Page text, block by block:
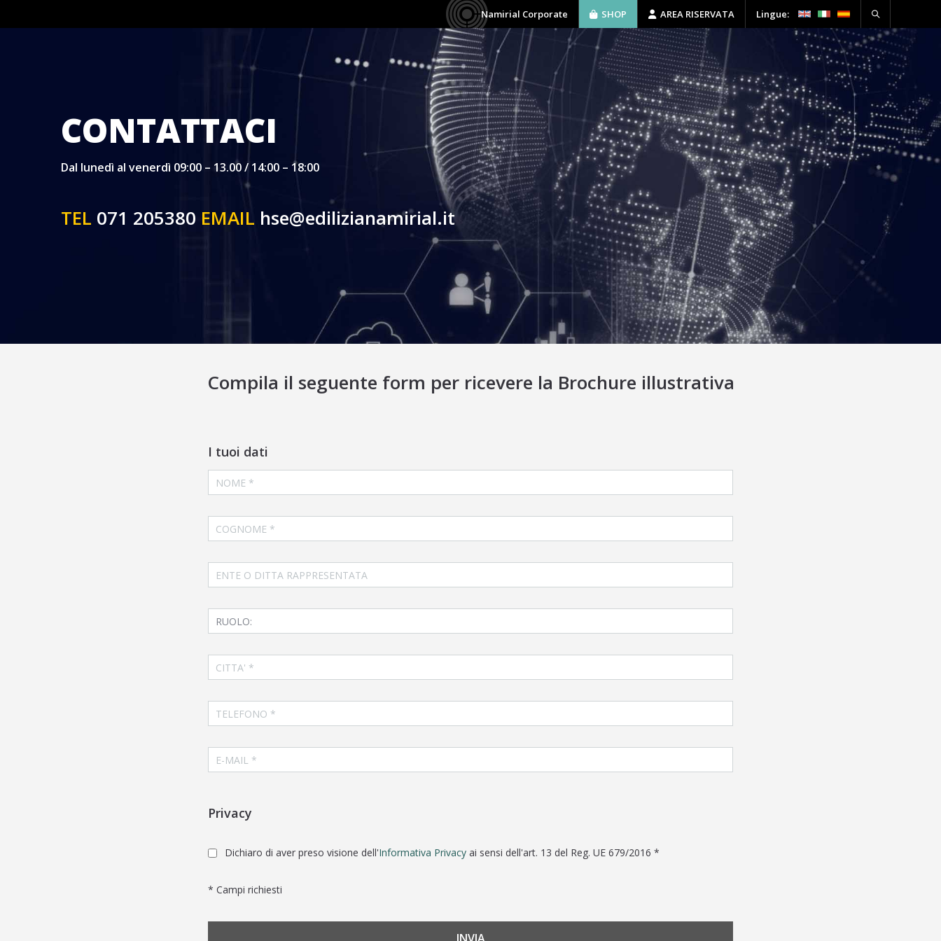
Namirial Corporate SHOP AREA RISERVATA Lingue:
AZIENDA SOFTWARE BIM SERVIZI HSE FORMAZIONE CONTATTI
CONTATTACI
Dal lunedì al venerdì 09:00 – 13.00 / 14:00 – 18:00
TEL 071 205380 EMAIL hse@edilizianamirial.it
Compila il seguente form per ricevere la Brochure illustrativa
I tuoi dati
Privacy
Dichiaro di aver preso visione dell'Informativa Privacy ai sensi dell'art. 13 del Reg. UE 679/2016 *
* Campi richiesti